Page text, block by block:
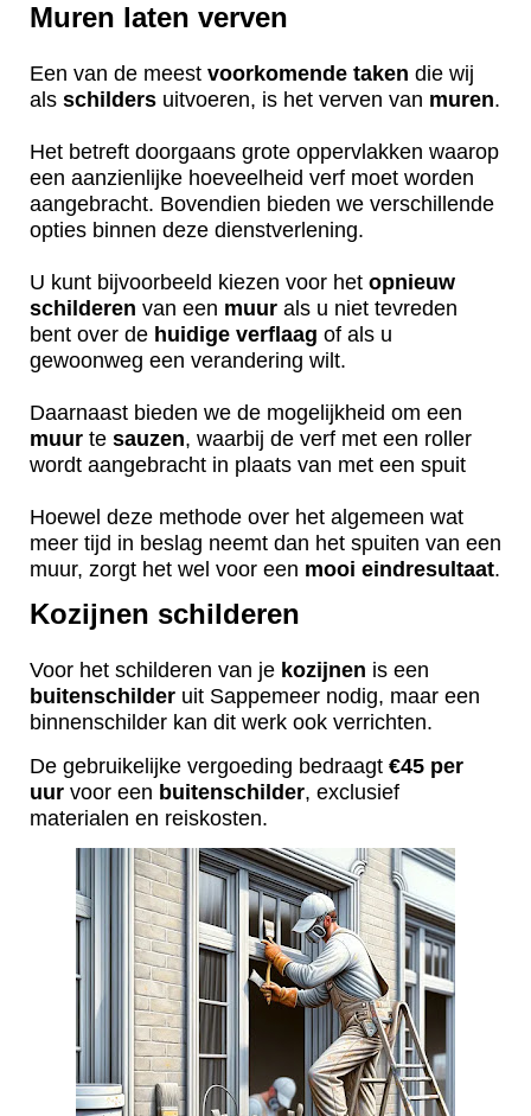
Muren laten verven
Een van de meest voorkomende taken die wij
als schilders uitvoeren, is het verven van muren.
Het betreft doorgaans grote oppervlakken waarop
een aanzienlijke hoeveelheid verf moet worden
aangebracht. Bovendien bieden we verschillende
opties binnen deze dienstverlening.
U kunt bijvoorbeeld kiezen voor het opnieuw
schilderen van een muur als u niet tevreden
bent over de huidige verflaag of als u
gewoonweg een verandering wilt.
Daarnaast bieden we de mogelijkheid om een
muur te sauzen, waarbij de verf met een roller
wordt aangebracht in plaats van met een spuit
Hoewel deze methode over het algemeen wat
meer tijd in beslag neemt dan het spuiten van een
muur, zorgt het wel voor een mooi eindresultaat.
Kozijnen schilderen
Voor het schilderen van je kozijnen is een
buitenschilder uit Sappemeer nodig, maar een
binnenschilder kan dit werk ook verrichten.
De gebruikelijke vergoeding bedraagt €45 per
uur voor een buitenschilder, exclusief
materialen en reiskosten.